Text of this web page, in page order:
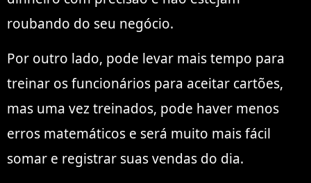
roubando do seu negócio.
Por outro lado, pode levar mais tempo para
treinar os funcionários para aceitar cartões,
mas uma vez treinados, pode haver menos
erros matemáticos e será muito mais fácil
somar e registrar suas vendas do dia.